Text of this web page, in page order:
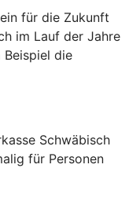
für die Zukunft
im Lauf der Jahre
Beispiel die
Schwäbisch
für Personen